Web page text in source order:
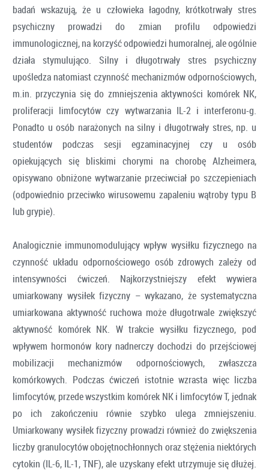
badań wskazują, że u człowieka łagodny, krótkotrwały stres
psychiczny prowadzi do zmian profilu odpowiedzi
immunologicznej, na korzyść odpowiedzi humoralnej, ale ogólnie
działa stymulująco. Silny i długotrwały stres psychiczny
upośledza natomiast czynność mechanizmów odpornościowych,
m.in. przyczynia się do zmniejszenia aktywności komórek NK,
proliferacji limfocytów czy wytwarzania IL-2 i interferonu-g.
Ponadto u osób narażonych na silny i długotrwały stres, np. u
studentów podczas sesji egzaminacyjnej czy u osób
opiekujących się bliskimi chorymi na chorobę Alzheimera,
opisywano obniżone wytwarzanie przeciwciał po szczepieniach
(odpowiednio przeciwko wirusowemu zapaleniu wątroby typu B
lub grypie).
Analogicznie immunomodulujący wpływ wysiłku fizycznego na
czynność układu odpornościowego osób zdrowych zależy od
intensywności ćwiczeń. Najkorzystniejszy efekt wywiera
umiarkowany wysiłek fizyczny – wykazano, że systematyczna
umiarkowana aktywność ruchowa może długotrwale zwiększyć
aktywność komórek NK. W trakcie wysiłku fizycznego, pod
wpływem hormonów kory nadnerczy dochodzi do przejściowej
mobilizacji mechanizmów odpornościowych, zwłaszcza
komórkowych. Podczas ćwiczeń istotnie wzrasta więc liczba
limfocytów, przede wszystkim komórek NK i limfocytów T, jednak
po ich zakończeniu równie szybko ulega zmniejszeniu.
Umiarkowany wysiłek fizyczny prowadzi również do zwiększenia
liczby granulocytów obojętnochłonnych oraz stężenia niektórych
cytokin (IL-6, IL-1, TNF), ale uzyskany efekt utrzymuje się dłużej.